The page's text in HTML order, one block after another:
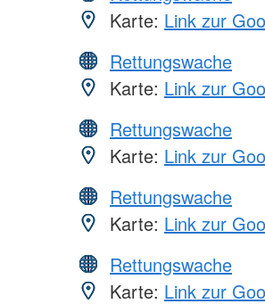
Karte: Link zur
Rettungswache
Karte: Link zur
Rettungswache
Karte: Link zur
Rettungswache
Karte: Link zur
Rettungswache
Karte: Link zur